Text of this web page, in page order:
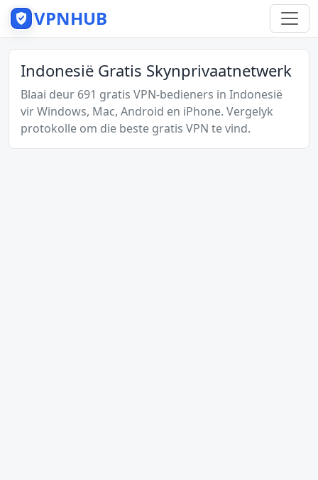
VPNHUB
Indonesië Gratis Skynprivaatnetwerk
Blaai deur 691 gratis VPN-bedieners in Indonesië
vir Windows, Mac, Android en iPhone. Vergelyk
protokolle om die beste gratis VPN te vind.